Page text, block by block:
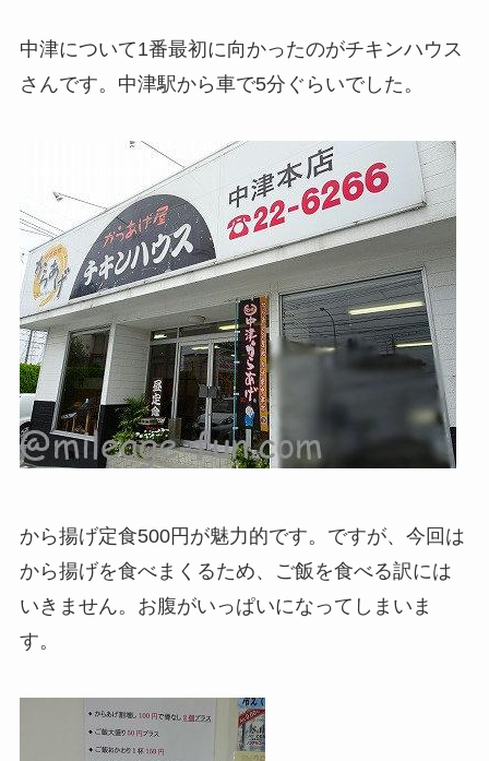
中津について1番最初に向かったのがチキンハウス
さんです。中津駅から車で5分ぐらいでした。
から揚げ定食500円が魅力的です。ですが、今回は
から揚げを食べまくるため、ご飯を食べる訳には
いきません。お腹がいっぱいになってしまいま
す。